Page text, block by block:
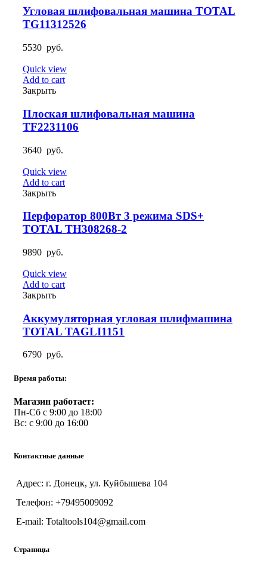
Угловая шлифовальная машина TOTAL
TG11312526
5530 руб.
Quick view
Add to cart
Закрыть
Плоская шлифовальная машина
TF2231106
3640 руб.
Quick view
Add to cart
Закрыть
Перфоратор 800Вт 3 режима SDS+
TOTAL TH308268-2
9890 руб.
Quick view
Add to cart
Закрыть
Аккумуляторная угловая шлифмашина
TOTAL TAGLI1151
6790 руб.
Время работы:
Магазин работает:
Пн-Сб с 9:00 до 18:00
Вс: с 9:00 до 16:00
Контактные данные
Адрес: г. Донецк, ул. Куйбышева 104
Телефон: +79495009092
E-mail: Totaltools104@gmail.com
Страницы